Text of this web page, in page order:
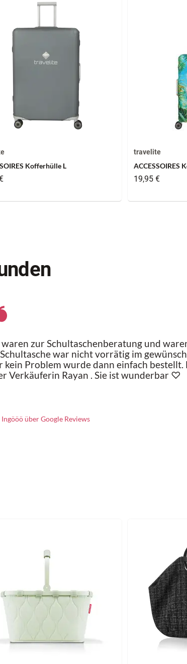
Kofferhülle L
travelite
ACCESSOIRES
19,95 €
zur Schultaschenberatung und
war nicht vorrätig im
kein Problem wurde dann einfach bestellt.
Verkäuferin Rayan . Sie ist wunderbar ♡
Ingööö über Google Reviews